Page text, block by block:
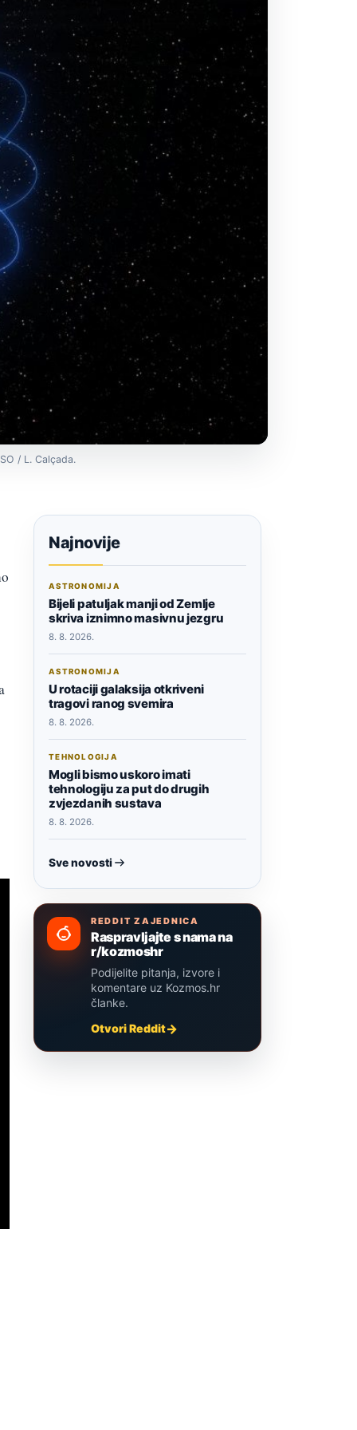
/ L. Calçada.
Najnovije
ASTRONOMIJA
Bijeli patuljak manji od Zemlje
skriva iznimno masivnu jezgru
8. 8. 2026.
ASTRONOMIJA
U rotaciji galaksija otkriveni
tragovi ranog svemira
8. 8. 2026.
TEHNOLOGIJA
Mogli bismo uskoro imati
tehnologiju za put do drugih
zvjezdanih sustava
8. 8. 2026.
Sve novosti
REDDIT ZAJEDNICA
Raspravljajte s nama na
r/kozmoshr
Podijelite pitanja, izvore i
komentare uz Kozmos.hr
članke.
Otvori Reddit